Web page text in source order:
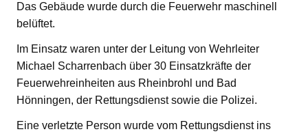
Das Gebäude wurde durch die Feuerwehr maschinell
belüftet.
Im Einsatz waren unter der Leitung von Wehrleiter
Michael Scharrenbach über 30 Einsatzkräfte der
Feuerwehreinheiten aus Rheinbrohl und Bad
Hönningen, der Rettungsdienst sowie die Polizei.
Eine verletzte Person wurde vom Rettungsdienst ins